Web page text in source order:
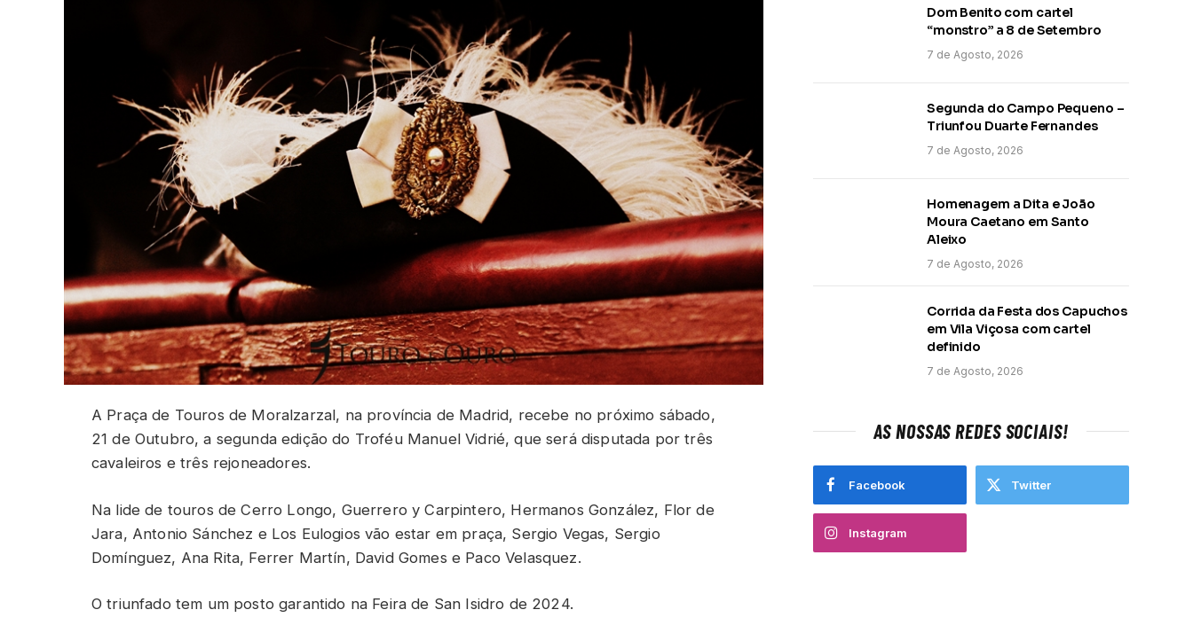
A Praça de Touros de Moralzarzal, na província de Madrid, recebe no próximo sábado,
21 de Outubro, a segunda edição do Troféu Manuel Vidrié, que será disputada por três
cavaleiros e três rejoneadores.
Na lide de touros de Cerro Longo, Guerrero y Carpintero, Hermanos González, Flor de
Jara, Antonio Sánchez e Los Eulogios vão estar em praça, Sergio Vegas, Sergio
Domínguez, Ana Rita, Ferrer Martín, David Gomes e Paco Velasquez.
O triunfado tem um posto garantido na Feira de San Isidro de 2024.
Dom Benito com cartel
“monstro” a 8 de Setembro
7 de Agosto, 2026
Segunda do Campo Pequeno –
Triunfou Duarte Fernandes
7 de Agosto, 2026
Homenagem a Dita e João
Moura Caetano em Santo
Aleixo
7 de Agosto, 2026
Corrida da Festa dos Capuchos
em Vila Viçosa com cartel
definido
7 de Agosto, 2026
AS NOSSAS REDES SOCIAIS!
Facebook Twitter
Instagram